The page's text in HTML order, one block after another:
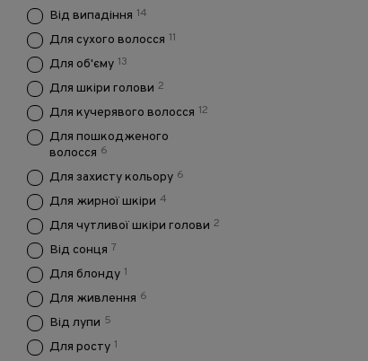
Від випадіння 14
Для сухого волосся 11
Для об'єму 13
Для шкіри голови 2
Для кучерявого волосся 12
Для пошкодженого
волосся 6
Для захисту кольору 6
Для жирної шкіри 4
Для чутливої шкіри голови 2
Від сонця 7
Для блонду 1
Для живлення 6
Від лупи 5
Для росту 1